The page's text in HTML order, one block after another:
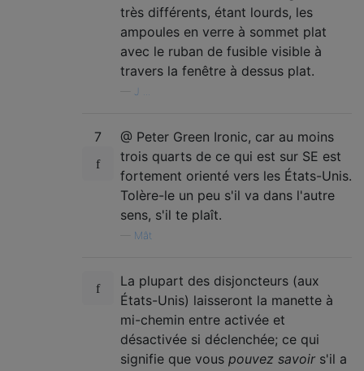
très différents, étant lourds, les
ampoules en verre à sommet plat
avec le ruban de fusible visible à
travers la fenêtre à dessus plat.
J ...
7
@ Peter Green Ironic, car au moins
trois quarts de ce qui est sur SE est
fortement orienté vers les États-Unis.
Tolère-le un peu s'il va dans l'autre
sens, s'il te plaît.
Mât
La plupart des disjoncteurs (aux
États-Unis) laisseront la manette à
mi-chemin entre activée et
désactivée si déclenchée; ce qui
signifie que vous pouvez savoir s'il a